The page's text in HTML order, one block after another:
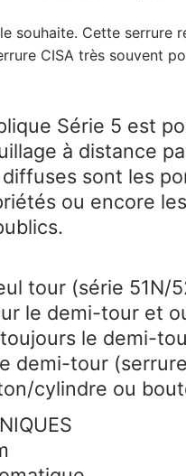
souhaite. Cette
CISA très souvent
Série 5 est
à distance
sont les
ou encore
tour (série 51N/
le demi-tour et
le demi-
demi-tour
cylindre ou